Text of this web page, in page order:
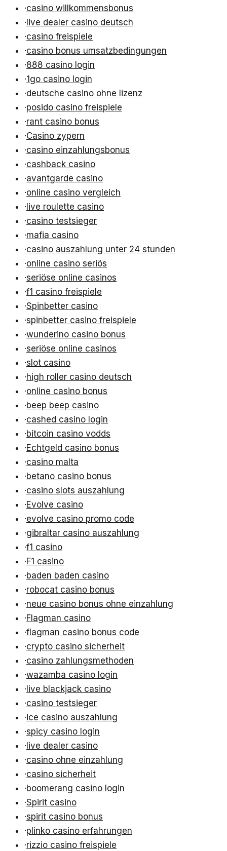
·casino willkommensbonus
· live dealer casino deutsch
·casino freispiele
·casino bonus umsatzbedingungen
·888 casino login
·1go casino login
·deutsche casino ohne lizenz
·posido casino freispiele
·rant casino bonus
·Casino zypern
·casino einzahlungsbonus
·cashback casino
·avantgarde casino
·online casino vergleich
· live roulette casino
·casino testsieger
·mafia casino
·casino auszahlung unter 24 stunden
·online casino seriös
·seriöse online casinos
·f1 casino freispiele
·Spinbetter casino
·spinbetter casino freispiele
·wunderino casino bonus
·seriöse online casinos
·slot casino
·high roller casino deutsch
·online casino bonus
·beep beep casino
·cashed casino login
·bitcoin casino vodds
·Echtgeld casino bonus
·casino malta
·betano casino bonus
·casino slots auszahlung
·Evolve casino
·evolve casino promo code
·gibraltar casino auszahlung
·f1 casino
·F1 casino
·baden baden casino
·robocat casino bonus
·neue casino bonus ohne einzahlung
·Flagman casino
·flagman casino bonus code
·crypto casino sicherheit
·casino zahlungsmethoden
·wazamba casino login
· live blackjack casino
·casino testsieger
·ice casino auszahlung
·spicy casino login
· live dealer casino
·casino ohne einzahlung
·casino sicherheit
·boomerang casino login
·Spirit casino
·spirit casino bonus
·plinko casino erfahrungen
·rizzio casino freispiele